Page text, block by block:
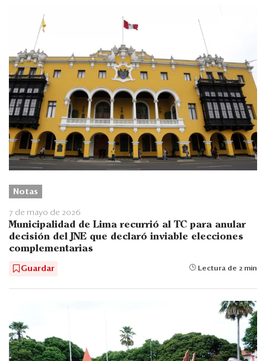
Notas
7 de mayo de 2026
Municipalidad de Lima recurrió al TC para anular
decisión del JNE que declaró inviable elecciones
complementarias
Guardar Lectura de 2 min